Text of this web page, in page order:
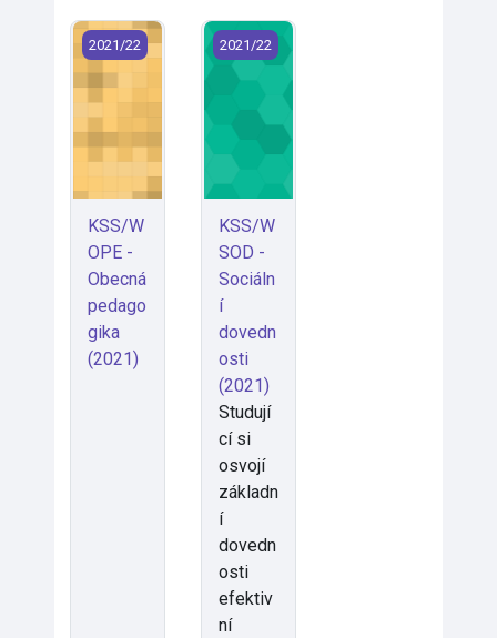
KSS/WOPE - Obecná pedagogika (2021)
2021/22
KSS/W
OPE -
Obecná
pedago
gika
(2021)
KSS/WSOD - Sociální dovednosti
2021/22
KSS/W
SOD -
Sociáln
í
dovedn
osti
(2021)
Studují
cí si
osvojí
základn
í
dovedn
osti
efektiv
ní